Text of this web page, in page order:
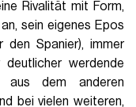
Rivalität mit Form,
sein eigenes Epos
Spanier), immer
werdende
dem anderen
bei vielen weiteren,